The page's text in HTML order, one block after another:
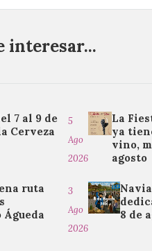
interesar...
7 al 9 de
Cerveza
5
Ago
2026
La
ya
vino,
agosto
ruta
3
Ago
2026
8 de